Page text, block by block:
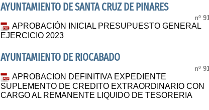
AYUNTAMIENTO DE SANTA CRUZ DE PINARES
nº
APROBACIÓN INICIAL PRESUPUESTO GENERAL
EJERCICIO 2023
AYUNTAMIENTO DE RIOCABADO
nº
APROBACION DEFINITIVA EXPEDIENTE
SUPLEMENTO DE CREDITO EXTRAORDINARIO CON
CARGO AL REMANENTE LIQUIDO DE TESORERIA